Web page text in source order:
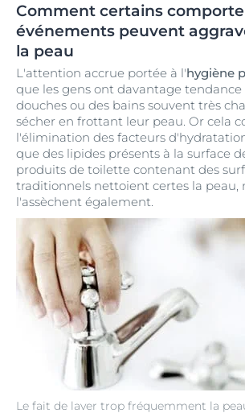
Comment certains
événements peuvent
la peau
Le fait de laver trop fréquemment la
L'attention accrue portée à l'hygiène
que les gens ont davantage
douches ou des bains souvent très
sécher en frottant leur peau. Or cela
l'élimination des facteurs
que des lipides présents à la surface
produits de toilette contenant des
traditionnels nettoient certes la peau,
l'assèchent également.